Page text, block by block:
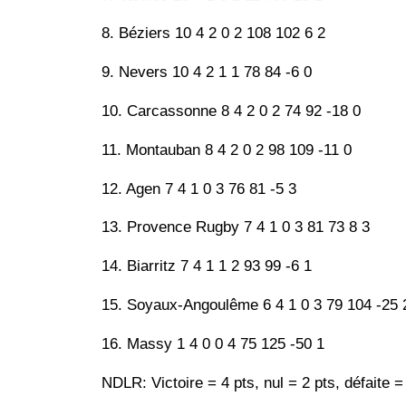
8. Béziers 10 4 2 0 2 108 102 6 2
9. Nevers 10 4 2 1 1 78 84 -6 0
10. Carcassonne 8 4 2 0 2 74 92 -18 0
11. Montauban 8 4 2 0 2 98 109 -11 0
12. Agen 7 4 1 0 3 76 81 -5 3
13. Provence Rugby 7 4 1 0 3 81 73 8 3
14. Biarritz 7 4 1 1 2 93 99 -6 1
15. Soyaux-Angoulême 6 4 1 0 3 79 104 -25
16. Massy 1 4 0 0 4 75 125 -50 1
NDLR: Victoire = 4 pts, nul = 2 pts, défaite